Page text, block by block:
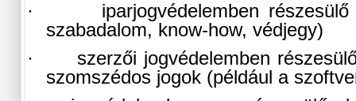
·
iparjogvédelemben
szabadalom, know-how, védjegy)
·
szerzői jogvédelemben
szomszédos jogok (például a